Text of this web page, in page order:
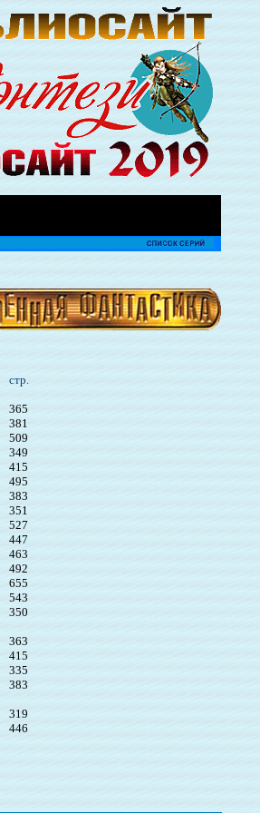
стр.
365
381
509
349
415
495
383
351
527
447
463
492
655
543
350
363
415
335
383
319
446